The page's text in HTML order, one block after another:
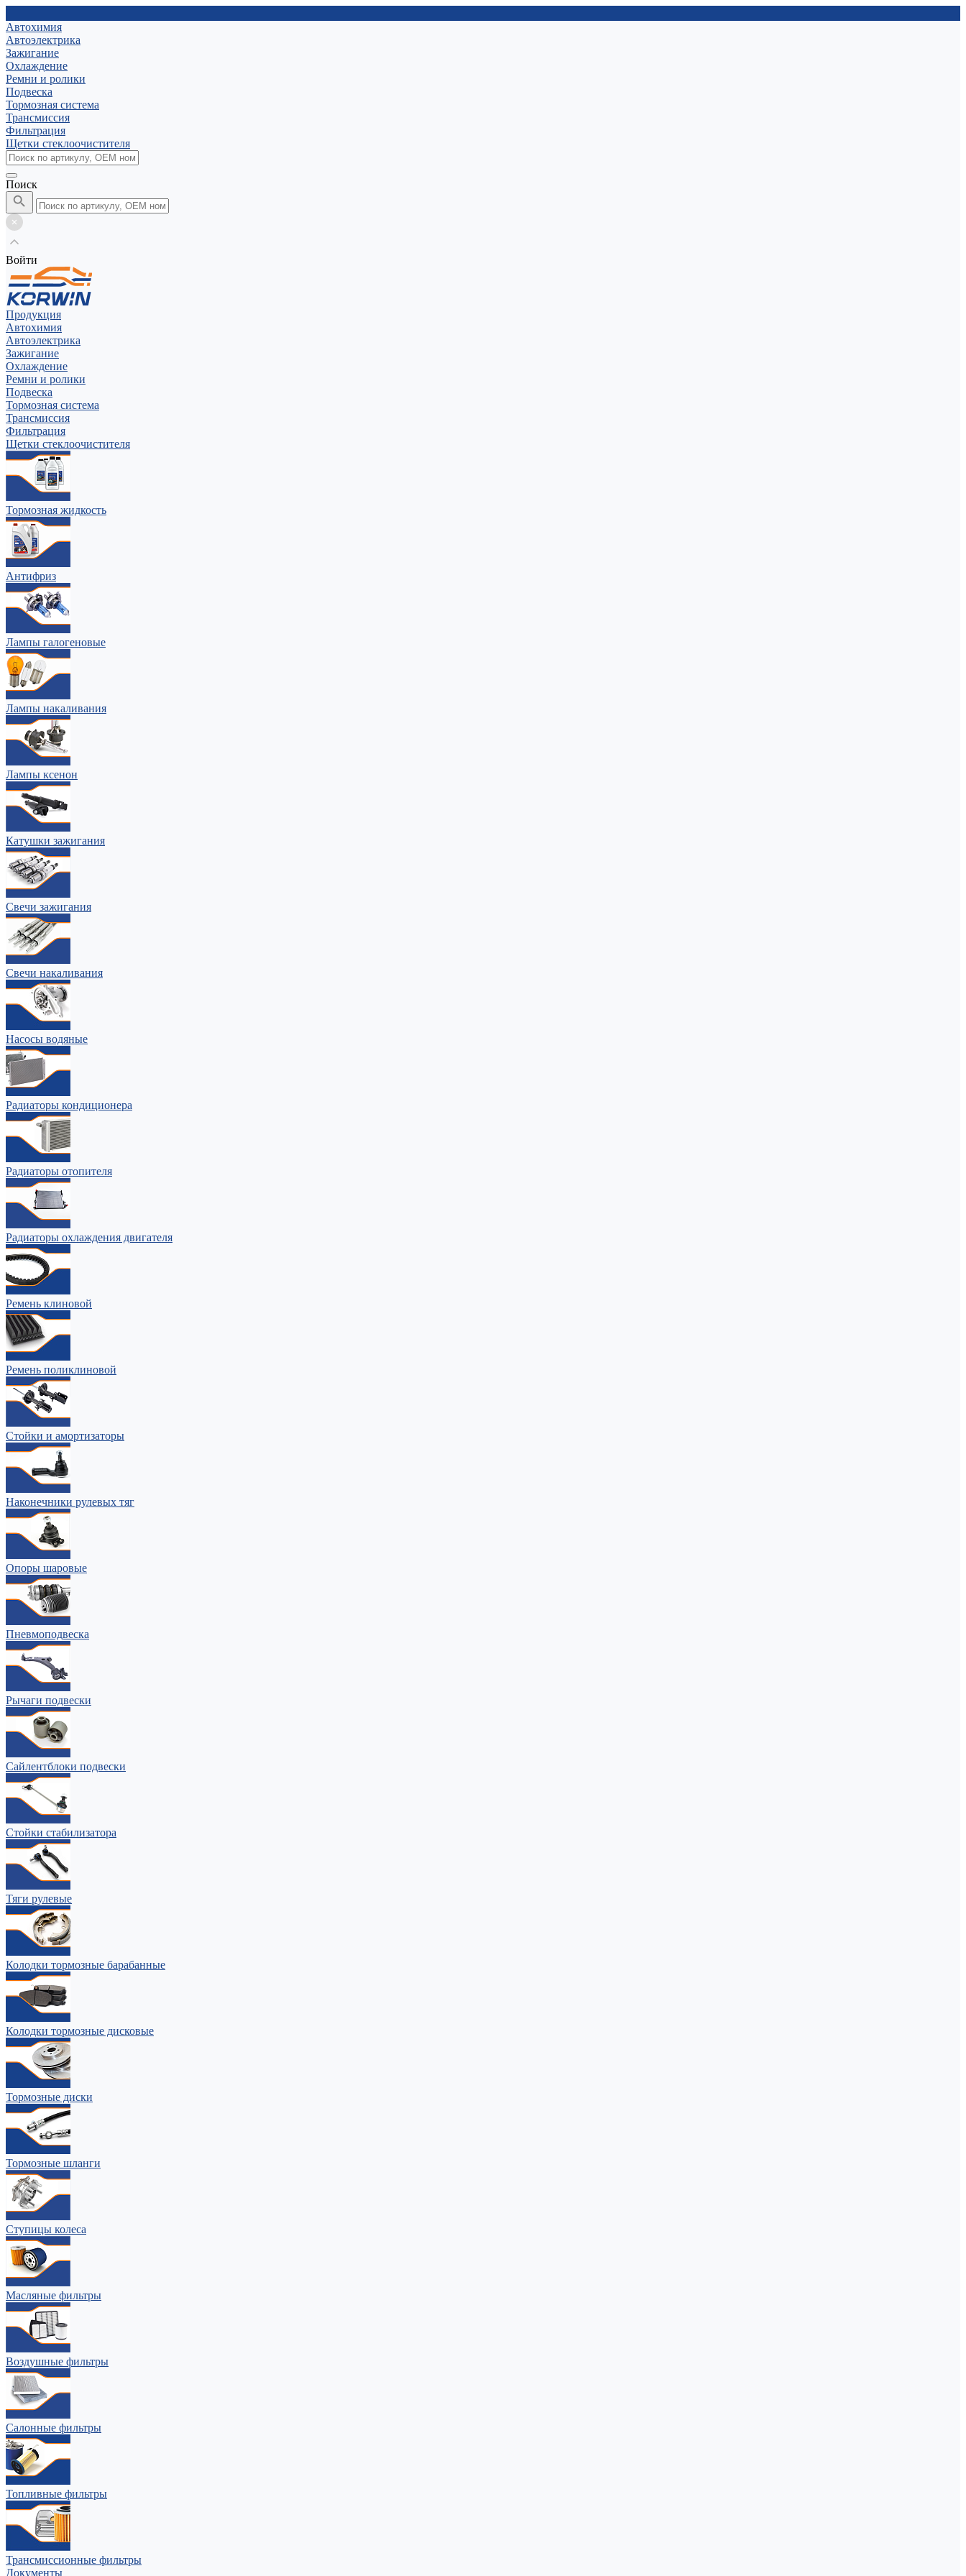
Автохимия
Автоэлектрика
Зажигание
Охлаждение
Ремни и ролики
Подвеска
Тормозная система
Трансмиссия
Фильтрация
Щетки стеклоочистителя
Поиск
Войти
Продукция
Автохимия
Автоэлектрика
Зажигание
Охлаждение
Ремни и ролики
Подвеска
Тормозная система
Трансмиссия
Фильтрация
Щетки стеклоочистителя
Тормозная жидкость
Антифриз
Лампы галогеновые
Лампы накаливания
Лампы ксенон
Катушки зажигания
Свечи зажигания
Свечи накаливания
Насосы водяные
Радиаторы кондиционера
Радиаторы отопителя
Радиаторы охлаждения двигателя
Ремень клиновой
Ремень поликлиновой
Стойки и амортизаторы
Наконечники рулевых тяг
Опоры шаровые
Пневмоподвеска
Рычаги подвески
Сайлентблоки подвески
Стойки стабилизатора
Тяги рулевые
Колодки тормозные барабанные
Колодки тормозные дисковые
Тормозные диски
Тормозные шланги
Ступицы колеса
Масляные фильтры
Воздушные фильтры
Салонные фильтры
Топливные фильтры
Трансмиссионные фильтры
Документы